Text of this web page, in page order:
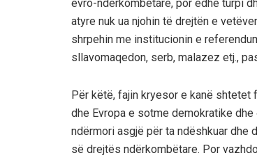
evro-ndërkombëtare, por edhe turpi
atyre nuk ua njohin të drejtën e
shrpehin me institucionin e
sllavomaqedon, serb, malazez etj.,
Për këtë, fajin kryesor e kanë shtetet
dhe Evropa e sotme demokratike
ndërmori asgjë për ta ndëshkuar dhe
së drejtës ndërkombëtare. Por